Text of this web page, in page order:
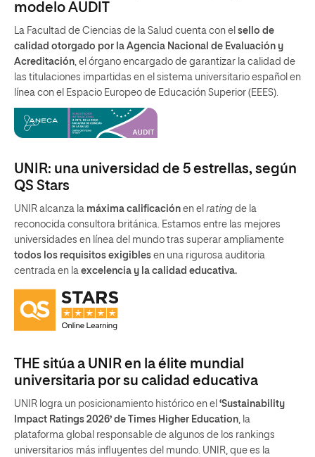
modelo AUDIT
La Facultad de Ciencias de la Salud cuenta con el sello de
calidad otorgado por la Agencia Nacional de Evaluación y
Acreditación, el órgano encargado de garantizar la calidad de
las titulaciones impartidas en el sistema universitario español en
línea con el Espacio Europeo de Educación Superior (EEES).
UNIR: una universidad de 5 estrellas, según
QS Stars
UNIR alcanza la máxima calificación en el rating de la
reconocida consultora británica. Estamos entre las mejores
universidades en línea del mundo tras superar ampliamente
todos los requisitos exigibles en una rigurosa auditoria
centrada en la excelencia y la calidad educativa.
THE sitúa a UNIR en la élite mundial
universitaria por su calidad educativa
UNIR logra un posicionamiento histórico en el ‘Sustainability
Impact Ratings 2026’ de Times Higher Education, la
plataforma global responsable de algunos de los rankings
universitarios más influyentes del mundo. UNIR, que es la